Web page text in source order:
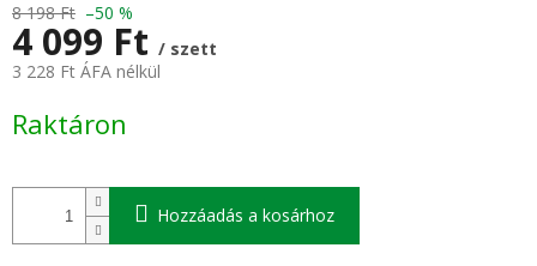
8 198 Ft –50 %
4 099 Ft / szett
3 228 Ft ÁFA nélkül
Raktáron
Hozzáadás a kosárhoz